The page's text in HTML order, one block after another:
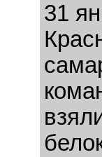
31